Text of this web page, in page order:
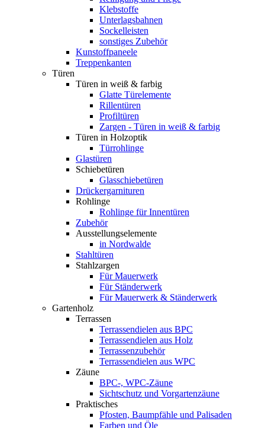
Klebstoffe
Unterlagsbahnen
Sockelleisten
sonstiges Zubehör
Kunstoffpaneele
Treppenkanten
Türen
Türen in weiß & farbig
Glatte Türelemente
Rillentüren
Profiltüren
Zargen - Türen in weiß & farbig
Türen in Holzoptik
Türrohlinge
Glastüren
Schiebetüren
Glasschiebetüren
Drückergarnituren
Rohlinge
Rohlinge für Innentüren
Zubehör
Ausstellungselemente
in Nordwalde
Stahltüren
Stahlzargen
Für Mauerwerk
Für Ständerwerk
Für Mauerwerk & Ständerwerk
Gartenholz
Terrassen
Terrassendielen aus BPC
Terrassendielen aus Holz
Terrassenzubehör
Terrassendielen aus WPC
Zäune
BPC-, WPC-Zäune
Sichtschutz und Vorgartenzäune
Praktisches
Pfosten, Baumpfähle und Palisaden
Farben und Öle